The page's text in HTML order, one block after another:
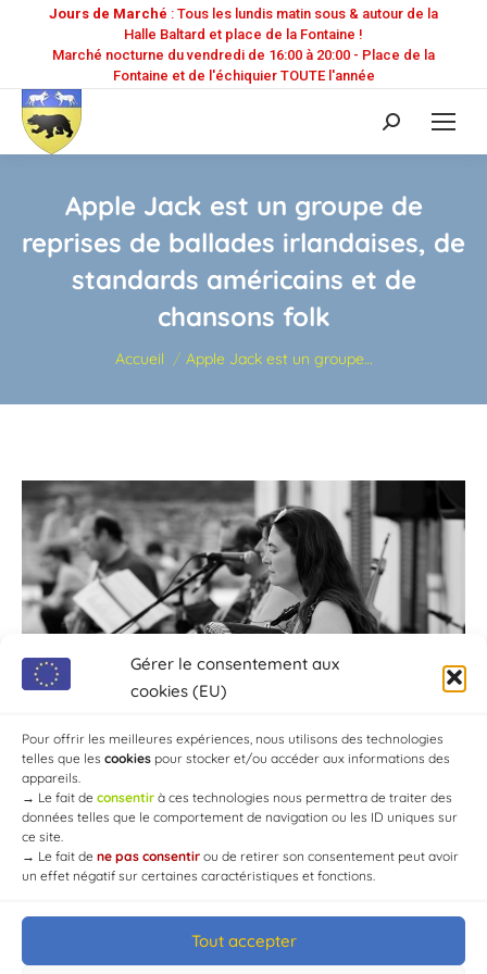
Gérer le consentement aux
cookies (EU)
Pour offrir les meilleures expériences, nous utilisons des technologies
telles que les cookies pour stocker et/ou accéder aux informations des
appareils.
→ Le fait de consentir à ces technologies nous permettra de traiter des
données telles que le comportement de navigation ou les ID uniques sur
ce site.
→ Le fait de ne pas consentir ou de retirer son consentement peut avoir
un effet négatif sur certaines caractéristiques et fonctions.
Tout accepter
Jours de Marché : Tous les lundis matin sous & autour de la
Halle Baltard et place de la Fontaine !
Marché nocturne du vendredi de 16:00 à 20:00 - Place de la
Fontaine et de l'échiquier TOUTE l'année
Recherche
:
Apple Jack est un groupe de
reprises de ballades irlandaises, de
standards américains et de
chansons folk
Vous êtes ici :
Accueil Apple Jack est un groupe…
© Mairie de Chaource [2004-2024] | Tous droits réservés.